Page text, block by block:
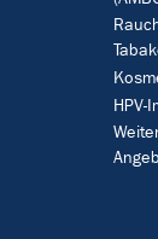
HPV-